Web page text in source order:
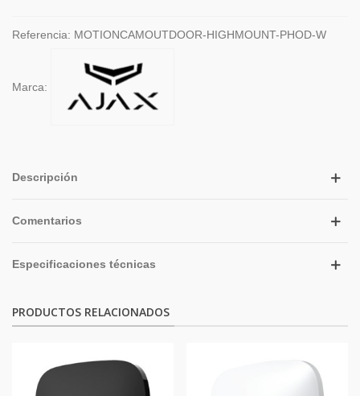
Referencia: MOTIONCAMOUTDOOR-HIGHMOUNT-PHOD-W
Marca:
Descripción
Comentarios
Especificaciones técnicas
PRODUCTOS RELACIONADOS